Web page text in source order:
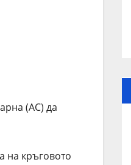
(АС) да
на кръговото